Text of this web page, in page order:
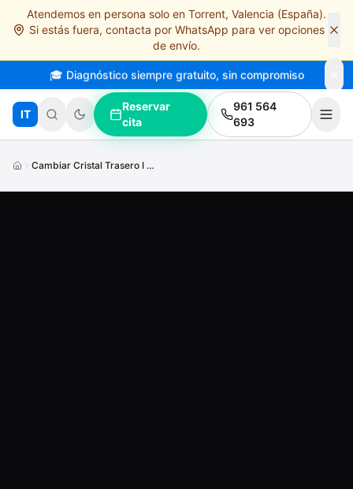
Saltar al contenido principal
Atendemos en persona solo en Torrent, Valencia (España).
Si estás fuera, contacta por WhatsApp para ver opciones
de envío.
🎓 Diagnóstico siempre gratuito, sin compromiso
IT
Reservar
cita
961 564
693
Cambiar Cristal Trasero I Phone11 Pro